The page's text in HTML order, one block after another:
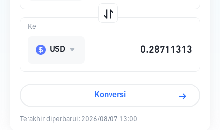
Ke
USD
Konversi
Terakhir diperbarui: 2026/08/07 13:00